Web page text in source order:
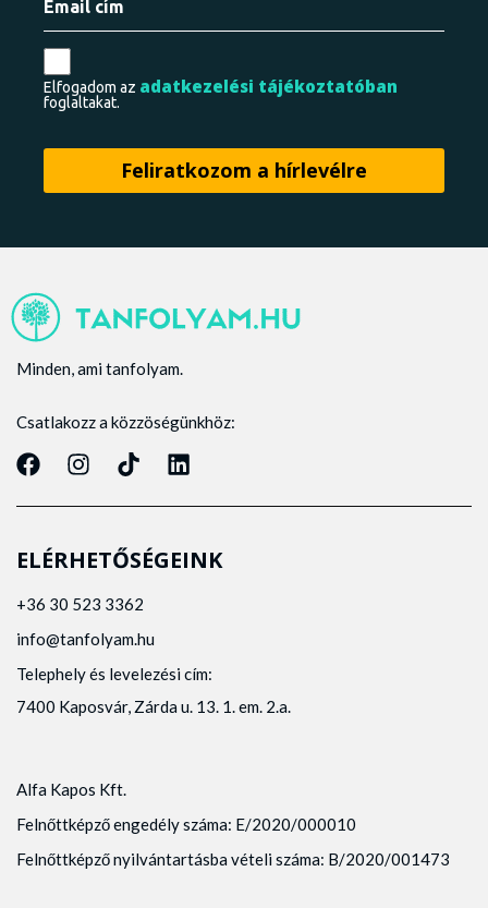
Elfogadom az adatkezelési tájékoztatóban
foglaltakat.
Minden, ami tanfolyam.
Csatlakozz a közzöségünkhöz:
ELÉRHETŐSÉGEINK
+36 30 523 3362
info@tanfolyam.hu
Telephely és levelezési cím:
7400 Kaposvár, Zárda u. 13. 1. em. 2.a.
Alfa Kapos Kft.
Felnőttképző engedély száma: E/2020/000010
Felnőttképző nyilvántartásba vételi száma: B/2020/001473